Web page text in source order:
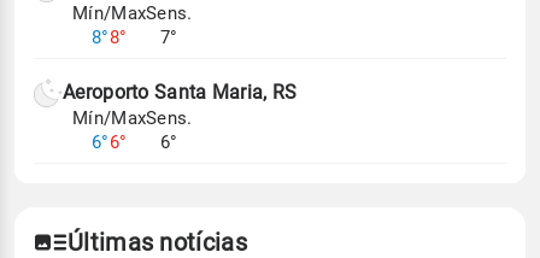
Mín/Max
8°8°
Sens.
7°
Aeroporto Santa Maria, RS
Mín/Max
6°6°
Sens.
6°
Últimas notícias